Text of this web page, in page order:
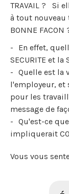
TRAVAIL ? Si
à tout nouveau
BONNE FACON
En effet,
SECURITE et la
Quelle est la
l'employeur, et
pour les
message de
Qu'est-ce
impliquerait
Vous vous